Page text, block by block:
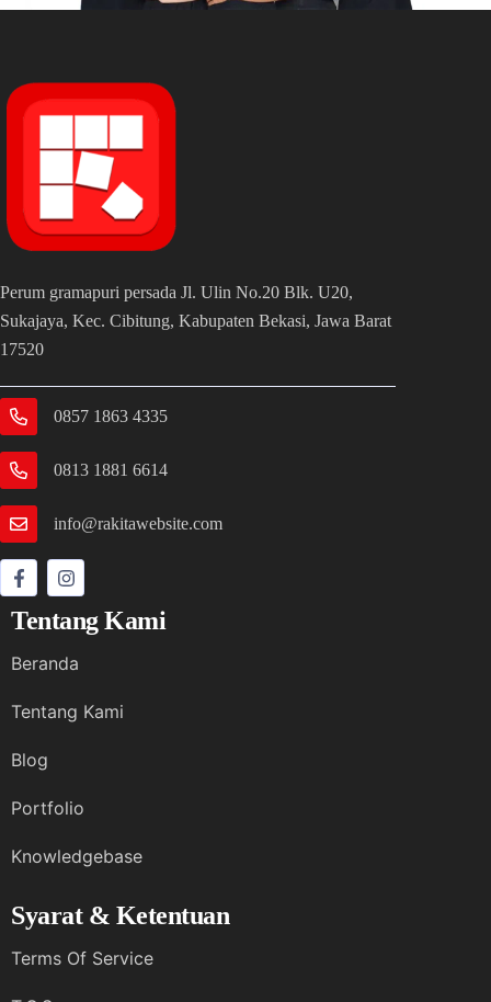
Perum gramapuri persada Jl. Ulin No.20 Blk. U20,
Sukajaya, Kec. Cibitung, Kabupaten Bekasi, Jawa Barat
17520
0857 1863 4335
0813 1881 6614
info@rakitawebsite.com
Tentang Kami
Beranda
Tentang Kami
Blog
Portfolio
Knowledgebase
Syarat & Ketentuan
Terms Of Service